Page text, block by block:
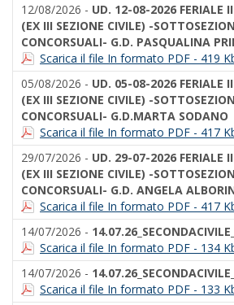
12/08/2026 - UD. 12-08-2026 FERIALE
(EX III SEZIONE CIVILE) -
CONCORSUALI- G.D. PASQUALINA
Scarica il file In formato PDF - 419
05/08/2026 - UD. 05-08-2026 FERIALE
(EX III SEZIONE CIVILE) -
CONCORSUALI- G.D.MARTA SODANO
Scarica il file In formato PDF - 417
29/07/2026 - UD. 29-07-2026 FERIALE
(EX III SEZIONE CIVILE) -
CONCORSUALI- G.D. ANGELA
Scarica il file In formato PDF - 417
14/07/2026 -
Scarica il file In formato PDF - 134
14/07/2026 -
Scarica il file In formato PDF - 133